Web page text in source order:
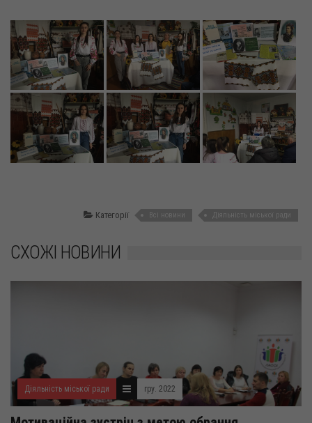
Категорії Всі новини Діяльність міської ради
СХОЖІ НОВИНИ
Діяльність міської ради гру. 2022